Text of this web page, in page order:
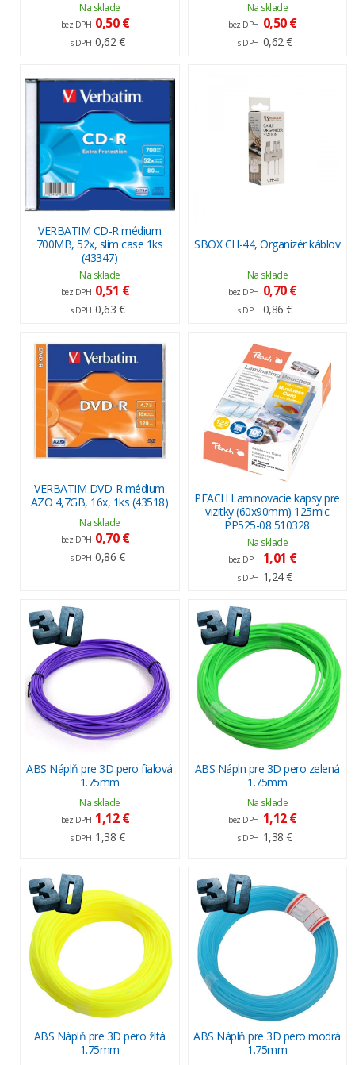
Na sklade
bez DPH 0,50 €
s DPH 0,62 €
Na sklade
bez DPH 0,50 €
s DPH 0,62 €
VERBATIM CD-R médium
700MB, 52x, slim case 1ks
(43347)
Na sklade
bez DPH 0,51 €
s DPH 0,63 €
SBOX CH-44, Organizér káblov
Na sklade
bez DPH 0,70 €
s DPH 0,86 €
VERBATIM DVD-R médium
AZO 4,7GB, 16x, 1ks (43518)
Na sklade
bez DPH 0,70 €
s DPH 0,86 €
PEACH Laminovacie kapsy pre
vizitky (60x90mm) 125mic
PP525-08 510328
Na sklade
bez DPH 1,01 €
s DPH 1,24 €
ABS Náplň pre 3D pero fialová
1.75mm
Na sklade
bez DPH 1,12 €
s DPH 1,38 €
ABS Nápln pre 3D pero zelená
1.75mm
Na sklade
bez DPH 1,12 €
s DPH 1,38 €
ABS Náplň pre 3D pero žltá
1.75mm
ABS Náplň pre 3D pero modrá
1.75mm